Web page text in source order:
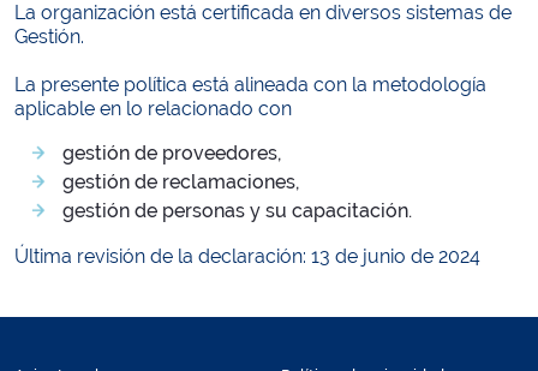
La organización está certificada en diversos sistemas de
Gestión.
La presente política está alineada con la metodología
aplicable en lo relacionado con
gestión de proveedores,
gestión de reclamaciones,
gestión de personas y su capacitación.
Última revisión de la declaración: 13 de junio de 2024